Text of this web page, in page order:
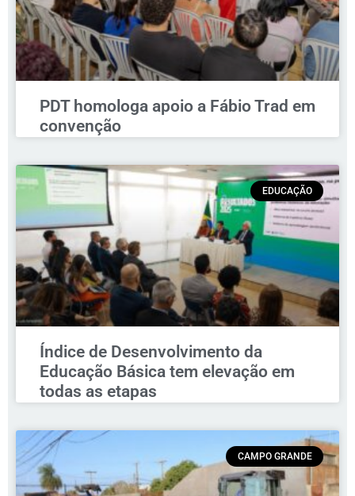
PDT homologa apoio a Fábio Trad em
convenção
EDUCAÇÃO
Índice de Desenvolvimento da
Educação Básica tem elevação em
todas as etapas
CAMPO GRANDE